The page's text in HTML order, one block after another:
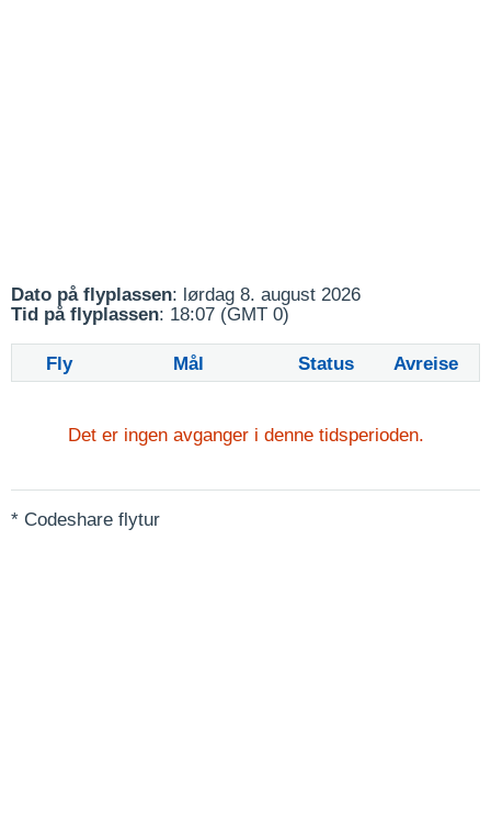
Dato på flyplassen: lørdag 8. august 2026
Tid på flyplassen: 18:07 (GMT 0)
Fly Mål Status Avreise
Det er ingen avganger i denne tidsperioden.
* Codeshare flytur